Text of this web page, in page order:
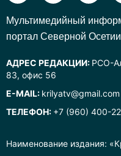
Наименование издания:
Mультимедийный
портал Северной Осетии
АДРЕС РЕДАКЦИИ: РСО-
83, офис 56
E-MAIL: krilyatv@gmail.com
ТЕЛЕФОН: +7 (960) 400-